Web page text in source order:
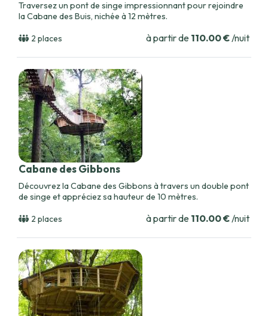
Traversez un pont de singe impressionnant pour rejoindre
la Cabane des Buis, nichée à 12 mètres.
2 places à partir de 110.00 €/nuit
Cabane des Gibbons
Découvrez la Cabane des Gibbons à travers un double pont
de singe et appréciez sa hauteur de 10 mètres.
2 places à partir de 110.00 €/nuit